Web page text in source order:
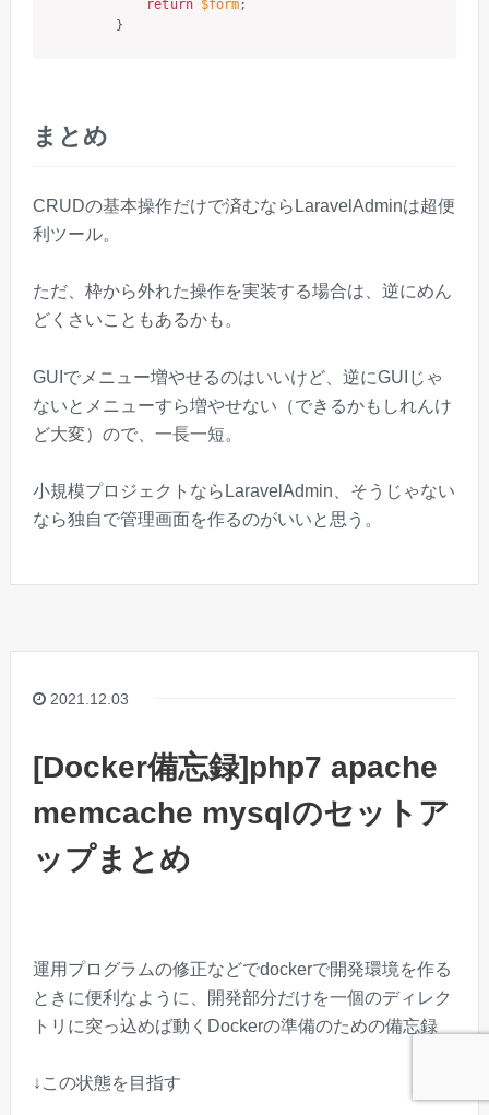
return $form ;
}
まとめ
CRUDの基本操作だけで済むならLaravelAdminは超便
利ツール。
ただ、枠から外れた操作を実装する場合は、逆にめん
どくさいこともあるかも。
GUIでメニュー増やせるのはいいけど、逆にGUIじゃ
ないとメニューすら増やせない（できるかもしれんけ
ど大変）ので、一長一短。
小規模プロジェクトならLaravelAdmin、そうじゃない
なら独自で管理画面を作るのがいいと思う。
2021.12.03
[Docker備忘録]php7 apache
memcache mysqlのセットア
ップまとめ
運用プログラムの修正などでdockerで開発環境を作る
ときに便利なように、開発部分だけを一個のディレク
トリに突っ込めば動くDockerの準備のための備忘録
↓この状態を目指す